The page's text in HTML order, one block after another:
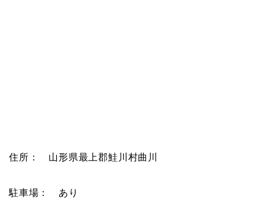
住所： 山形県最上郡鮭川村曲川
駐車場： あり